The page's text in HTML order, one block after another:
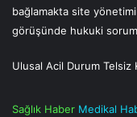
bağlamakta site
görüşünde hukuki
Ulusal Acil Durum Telsiz
Sağlık Haber Medikal